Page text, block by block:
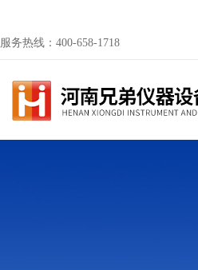
服务热线：400-658-1718